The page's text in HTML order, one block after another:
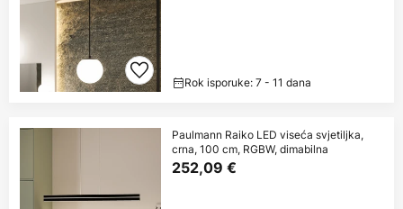
Rok isporuke: 7 - 11 dana
Paulmann Raiko LED viseća svjetiljka,
crna, 100 cm, RGBW, dimabilna
252,09 €